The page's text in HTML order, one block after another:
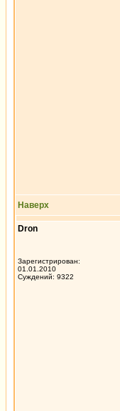
Наверх
Dron
Зарегистрирован:
01.01.2010
Суждений: 9322